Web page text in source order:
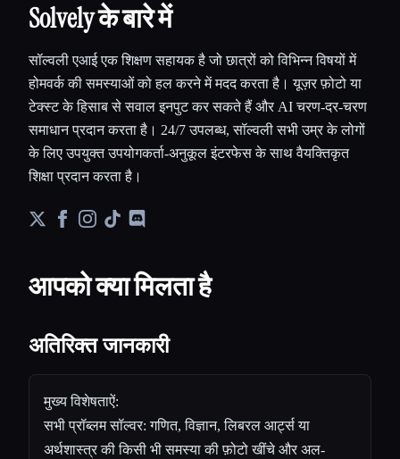
Solvely के बारे में
सॉल्वली एआई एक शिक्षण सहायक है जो छात्रों को विभिन्न विषयों में
होमवर्क की समस्याओं को हल करने में मदद करता है। यूज़र फ़ोटो या
टेक्स्ट के हिसाब से सवाल इनपुट कर सकते हैं और AI चरण-दर-चरण
समाधान प्रदान करता है। 24/7 उपलब्ध, सॉल्वली सभी उम्र के लोगों
के लिए उपयुक्त उपयोगकर्ता-अनुकूल इंटरफेस के साथ वैयक्तिकृत
शिक्षा प्रदान करता है।
आपको क्या मिलता है
अतिरिक्त जानकारी
मुख्य विशेषताऐं:
सभी प्रॉब्लम सॉल्वर: गणित, विज्ञान, लिबरल आर्ट्स या
अर्थशास्त्र की किसी भी समस्या की फ़ोटो खींचे और अल-